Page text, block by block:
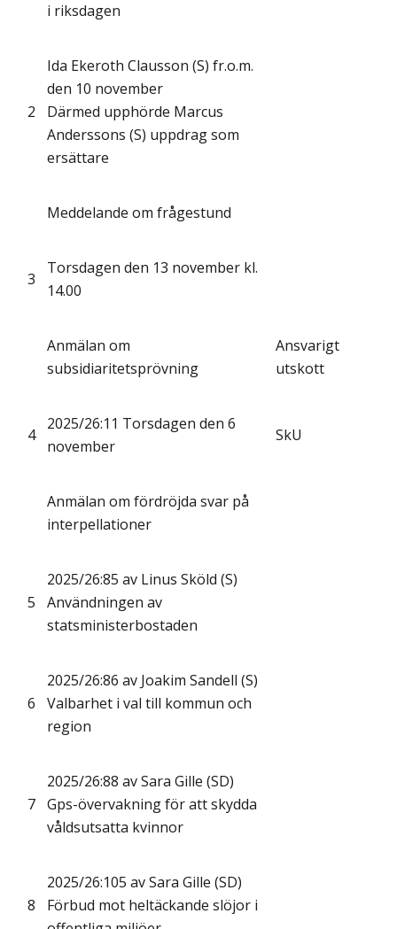
i riksdagen
2
Ida Ekeroth Clausson (S) fr.o.m.
den 10 november
Därmed upphörde Marcus
Anderssons (S) uppdrag som
ersättare
Meddelande om frågestund
3
Torsdagen den 13 november kl.
14.00
Anmälan om
subsidiaritetsprövning
Ansvarigt
utskott
4
2025/26:11 Torsdagen den 6
november
SkU
Anmälan om fördröjda svar på
interpellationer
5
2025/26:85 av Linus Sköld (S)
Användningen av
statsministerbostaden
6
2025/26:86 av Joakim Sandell (S)
Valbarhet i val till kommun och
region
7
2025/26:88 av Sara Gille (SD)
Gps-övervakning för att skydda
våldsutsatta kvinnor
8
2025/26:105 av Sara Gille (SD)
Förbud mot heltäckande slöjor i